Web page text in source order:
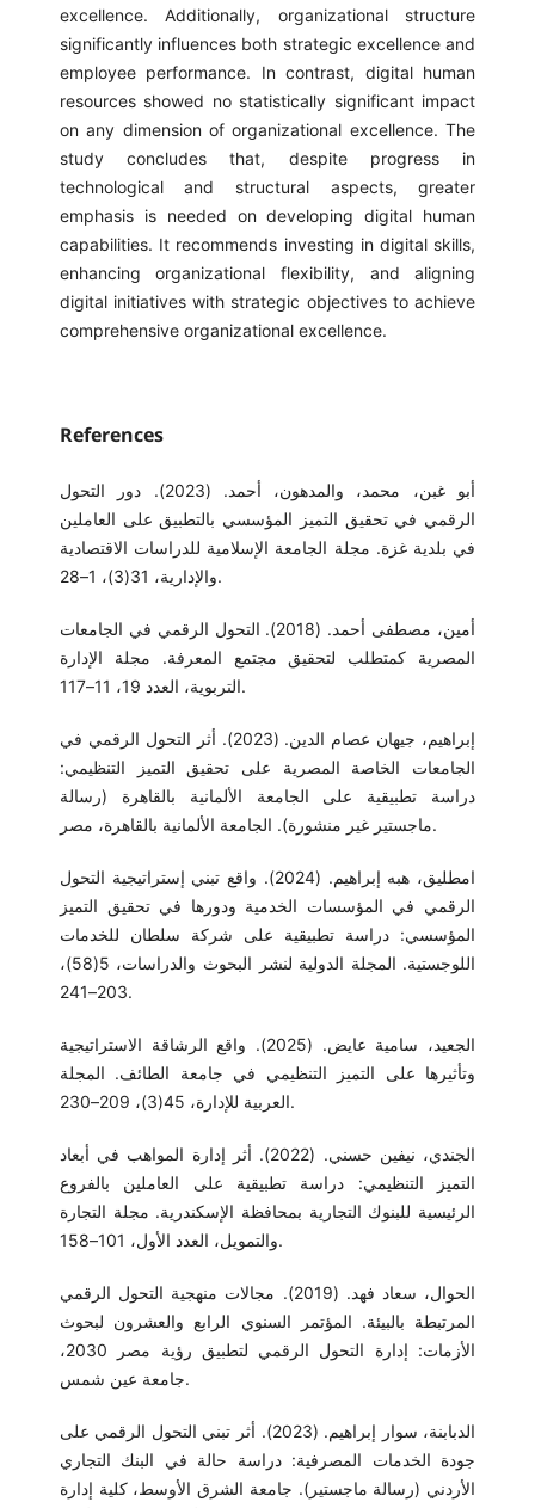
excellence. Additionally, organizational structure
significantly influences both strategic excellence and
employee performance. In contrast, digital human
resources showed no statistically significant impact
on any dimension of organizational excellence. The
study concludes that, despite progress in
technological and structural aspects, greater
emphasis is needed on developing digital human
capabilities. It recommends investing in digital skills,
enhancing organizational flexibility, and aligning
digital initiatives with strategic objectives to achieve
comprehensive organizational excellence.
References
أبو غبن، محمد، والمدهون، أحمد. (2023). دور التحول
الرقمي في تحقيق التميز المؤسسي بالتطبيق على العاملين
في بلدية غزة. مجلة الجامعة الإسلامية للدراسات الاقتصادية
والإدارية، 31(3)، 1–28.
أمين، مصطفى أحمد. (2018). التحول الرقمي في الجامعات
المصرية كمتطلب لتحقيق مجتمع المعرفة. مجلة الإدارة
التربوية، العدد 19، 11–117.
إبراهيم، جيهان عصام الدين. (2023). أثر التحول الرقمي في
الجامعات الخاصة المصرية على تحقيق التميز التنظيمي:
دراسة تطبيقية على الجامعة الألمانية بالقاهرة (رسالة
ماجستير غير منشورة). الجامعة الألمانية بالقاهرة، مصر.
امطليق، هبه إبراهيم. (2024). واقع تبني إستراتيجية التحول
الرقمي في المؤسسات الخدمية ودورها في تحقيق التميز
المؤسسي: دراسة تطبيقية على شركة سلطان للخدمات
اللوجستية. المجلة الدولية لنشر البحوث والدراسات، 5(58)،
203–241.
الجعيد، سامية عايض. (2025). واقع الرشاقة الاستراتيجية
وتأثيرها على التميز التنظيمي في جامعة الطائف. المجلة
العربية للإدارة، 45(3)، 209–230.
الجندي، نيفين حسني. (2022). أثر إدارة المواهب في أبعاد
التميز التنظيمي: دراسة تطبيقية على العاملين بالفروع
الرئيسية للبنوك التجارية بمحافظة الإسكندرية. مجلة التجارة
والتمويل، العدد الأول، 101–158.
الحوال، سعاد فهد. (2019). مجالات منهجية التحول الرقمي
المرتبطة بالبيئة. المؤتمر السنوي الرابع والعشرون لبحوث
الأزمات: إدارة التحول الرقمي لتطبيق رؤية مصر 2030،
جامعة عين شمس.
الدبابنة، سوار إبراهيم. (2023). أثر تبني التحول الرقمي على
جودة الخدمات المصرفية: دراسة حالة في البنك التجاري
الأردني (رسالة ماجستير). جامعة الشرق الأوسط، كلية إدارة